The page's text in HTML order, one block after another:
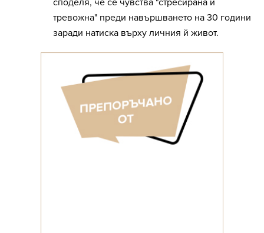
споделя, че се чувства "стресирана и
тревожна" преди навършването на 30 години
заради натиска върху личния й живот.